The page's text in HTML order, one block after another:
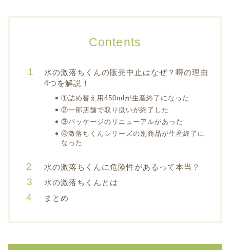
Contents
水の激落ちくんの販売中止はなぜ？噂の理由
4つを解説！
①詰め替え用450mlが生産終了になった
②一部店舗で取り扱いが終了した
③パッケージのリニューアルがあった
④激落ちくんシリーズの別商品が生産終了に
なった
水の激落ちくんに危険性があるって本当？
水の激落ちくんとは
まとめ